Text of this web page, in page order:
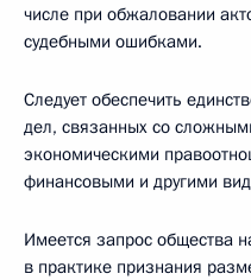
числе при обжаловании
судебными ошибками.
Следует обеспечить
дел, связанных со
экономическими
финансовыми и другими
Имеется запрос общества
в практике признания